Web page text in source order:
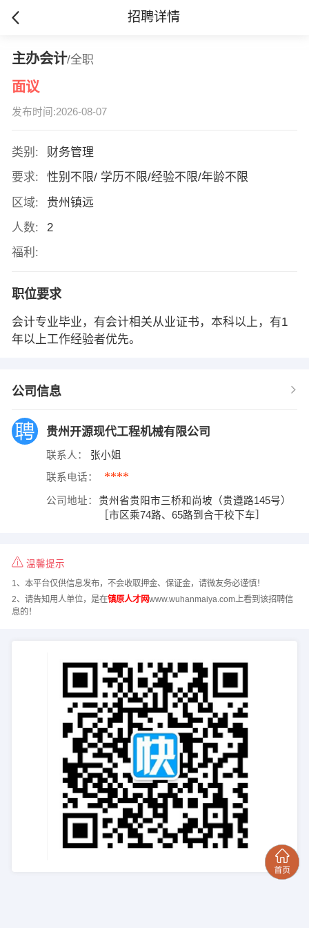
招聘详情
主办会计/全职
面议
发布时间:2026-08-07
类别:
财务管理
要求:
性别不限/ 学历不限/经验不限/年龄不限
区域:
贵州镇远
人数:
2
福利:
职位要求
会计专业毕业，有会计相关从业证书，本科以上，有1
年以上工作经验者优先。
公司信息
贵州开源现代工程机械有限公司
联系人： 张小姐
联系电话： ****
公司地址：
贵州省贵阳市三桥和尚坡（贵遵路145号）
［市区乘74路、65路到合干校下车］
温馨提示
1、本平台仅供信息发布，不会收取押金、保证金，请微友务必谨慎！
2、请告知用人单位，是在镇原人才网www.wuhanmaiya.com上看到该招聘信
息的！